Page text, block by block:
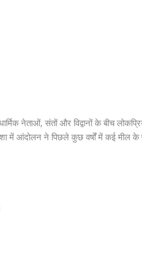
नेताओं, संतों और विद्वानों के बीच
में आंदोलन ने पिछले कुछ वर्षों में कई मील